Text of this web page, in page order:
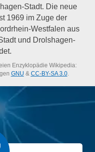
Stadt. Die neue
1969 im Zuge der
Westfalen aus
und Drolshagen-
Enzyklopädie Wikipedia:
GNU & CC-BY-SA 3.0.